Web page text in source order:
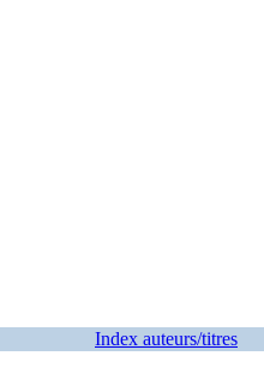
Index auteurs/titres